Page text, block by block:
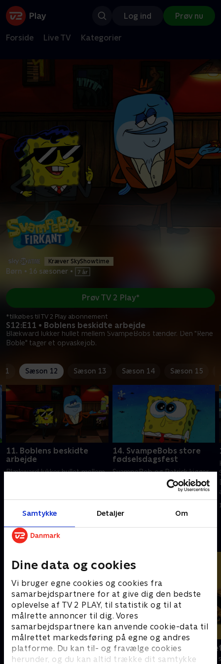
Samtykke Detaljer Om
Dine data og cookies
Vi bruger egne cookies og cookies fra
samarbejdspartnere for at give dig den bedste
oplevelse af TV 2 PLAY, til statistik og til at
målrette annoncer til dig. Vores
samarbejdspartnere kan anvende cookie-data til
målrettet markedsføring på egne og andres
platforme. Du kan til- og fravælge cookies
herunder, og du kan altid trække dit samtykke
Log ind Prøv nu
Forside Live TV Kategorier
Kræver SkyShowtime
Børn • 16 sæsoner •
S12:E11 • Boblens beskidte arbejde
Blækward lukker hullet mellem SvampeBobs tænder. Den "Rene
Boble" tager et opvaskejob.
Prøv TV 2 Play*
*tilkøbes til TV 2 Play abonnement
Sæson 12 Sæson 13 Sæson 14 Sæson 15
11. Boblens beskidte
arbejde
Blækward lukker hullet mellem
opvaskejob.
1. januar 2023 • 22 min
14. SvampeBobs store
fødselsdagsfest
SvampeBob og Patrick kigger
rundt i overfladen, mens
Bikinibunden forbereder en
overraskelse.
1. januar 2023 • 22 min
Andre så også
F for får
Børneserier • 5 sæsoner
Spørg
Børneserier • 1